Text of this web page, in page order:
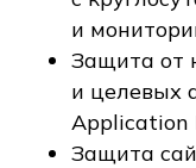
и
Защита от
и целевых
Application
Защита